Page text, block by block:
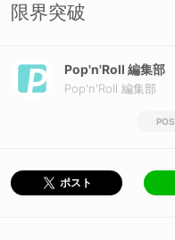
限界突破
Pop'n'Roll 編集部
Pop'n'Roll 編集部
ポスト